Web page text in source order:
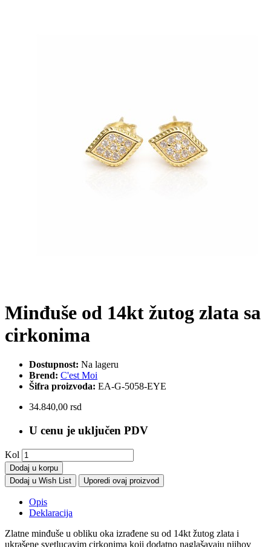
Minđuše od 14kt žutog zlata sa
cirkonima
Dostupnost: Na lageru
Brend: C'est Moi
Šifra proizvoda: EA-G-5058-EYE
34.840,00 rsd
U cenu je uključen PDV
Kol
Dodaj u korpu
Dodaj u Wish List
Uporedi ovaj proizvod
Opis
Deklaracija
Zlatne minđuše u obliku oka izrađene su od 14kt žutog zlata i
ukrašene svetlucavim cirkonima koji dodatno naglašavaju njihov